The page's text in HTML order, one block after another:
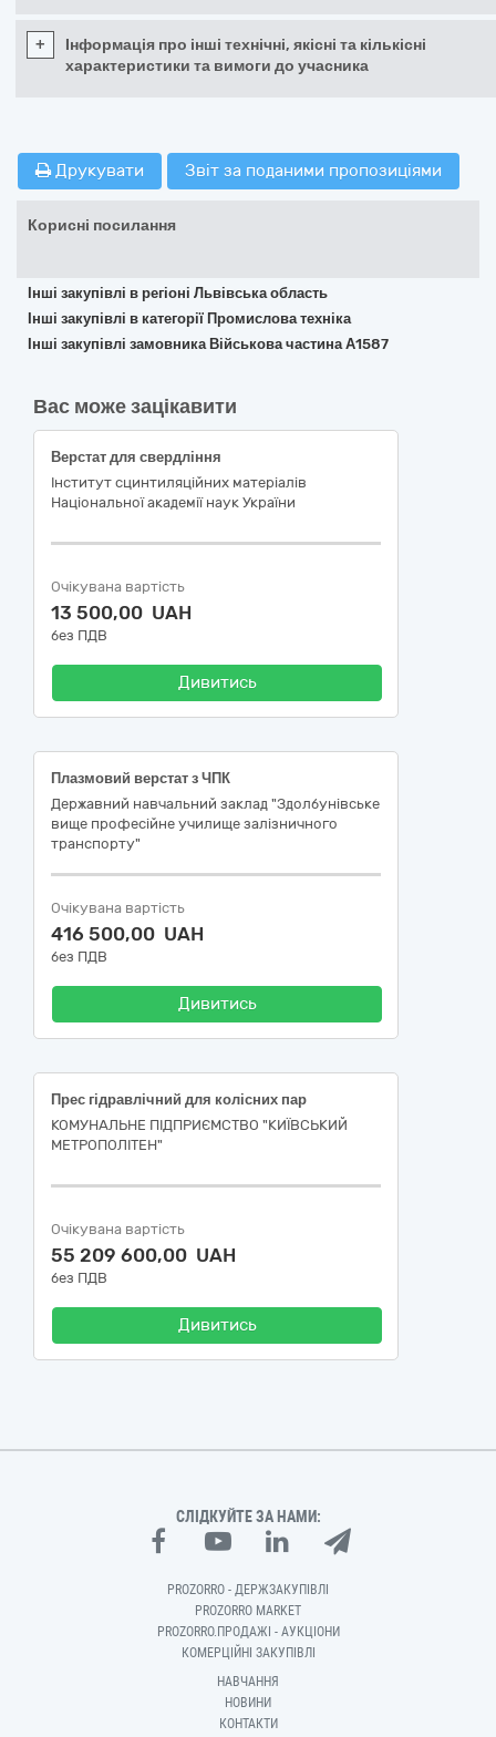
+
Інформація про інші технічні, якісні та кількісні
характеристики та вимоги до учасника
Друкувати Звіт за поданими пропозиціями
Корисні посилання
Інші закупівлі в регіоні Львівська область
Інші закупівлі в категорії Промислова техніка
Інші закупівлі замовника Військова частина А1587
Вас може зацікавити
Верстат для свердління
Інститут сцинтиляційних матеріалів
Національної академії наук України
Очікувана вартість
13 500,00 UAH
без ПДВ
Дивитись
Плазмовий верстат з ЧПК
Державний навчальний заклад "Здолбунівське
вище професійне училище залізничного
транспорту"
Очікувана вартість
416 500,00 UAH
без ПДВ
Дивитись
Прес гідравлічний для колісних пар
КОМУНАЛЬНЕ ПІДПРИЄМСТВО "КИЇВСЬКИЙ
МЕТРОПОЛІТЕН"
Очікувана вартість
55 209 600,00 UAH
без ПДВ
Дивитись
СЛІДКУЙТЕ ЗА НАМИ:
PROZORRO - ДЕРЖЗАКУПІВЛІ
PROZORRO MARKET
PROZORRO.ПРОДАЖІ - АУКЦІОНИ
КОМЕРЦІЙНІ ЗАКУПІВЛІ
НАВЧАННЯ
НОВИНИ
КОНТАКТИ